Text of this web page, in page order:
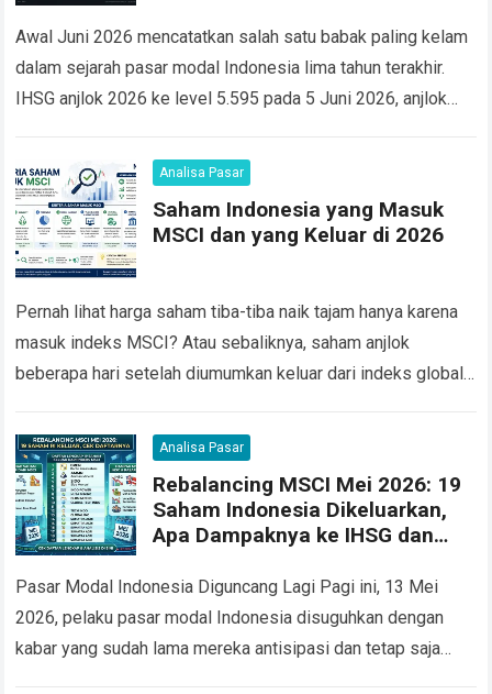
Awal Juni 2026 mencatatkan salah satu babak paling kelam
dalam sejarah pasar modal Indonesia lima tahun terakhir.
IHSG anjlok 2026 ke level 5.595 pada 5 Juni 2026, anjlok
Analisa Pasar
Saham Indonesia yang Masuk
MSCI dan yang Keluar di 2026
Pernah lihat harga saham tiba-tiba naik tajam hanya karena
masuk indeks MSCI? Atau sebaliknya, saham anjlok
beberapa hari setelah diumumkan keluar dari indeks global
more
Analisa Pasar
Rebalancing MSCI Mei 2026: 19
Saham Indonesia Dikeluarkan,
Apa Dampaknya ke IHSG dan
Pasar Modal Indonesia Diguncang Lagi Pagi ini, 13 Mei
2026, pelaku pasar modal Indonesia disuguhkan dengan
kabar yang sudah lama mereka antisipasi dan tetap saja